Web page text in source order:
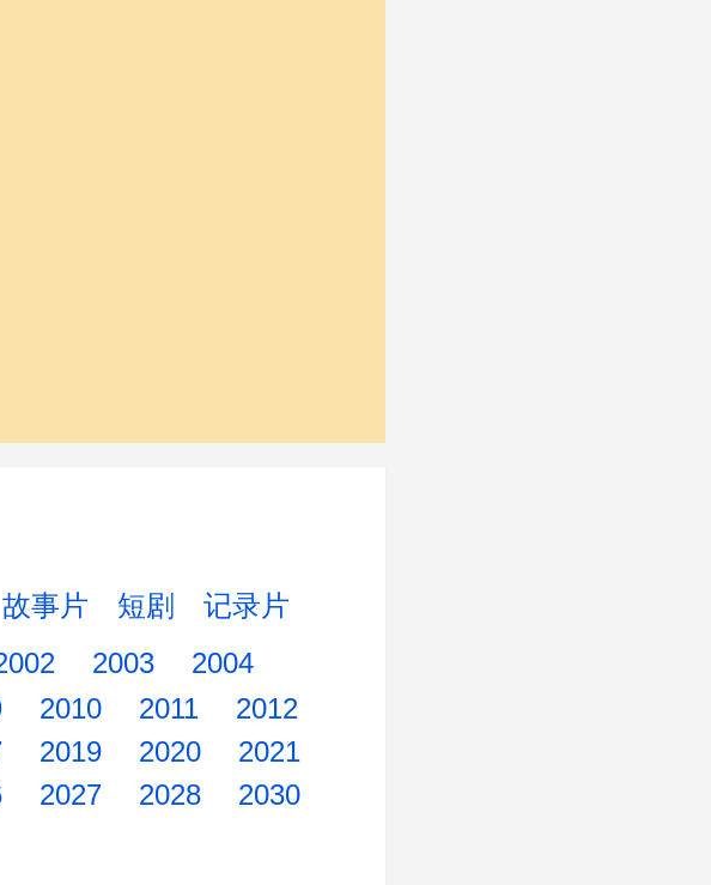
故事片 短剧
记录片
2003
2004
2010 2011
2012
2019 2020
2021
2027 2028
2030